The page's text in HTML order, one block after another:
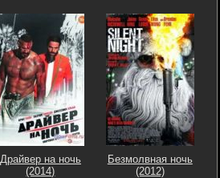
Драйвер на ночь
(2014)
Безмолвная ночь
(2012)